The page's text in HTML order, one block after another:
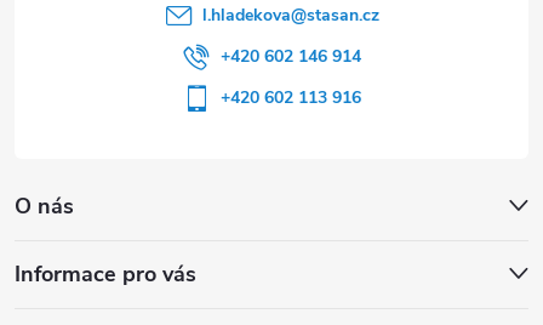
O nás
Informace pro vás
l.hladekova@stasan.cz
+420 602 146 914
+420 602 113 916